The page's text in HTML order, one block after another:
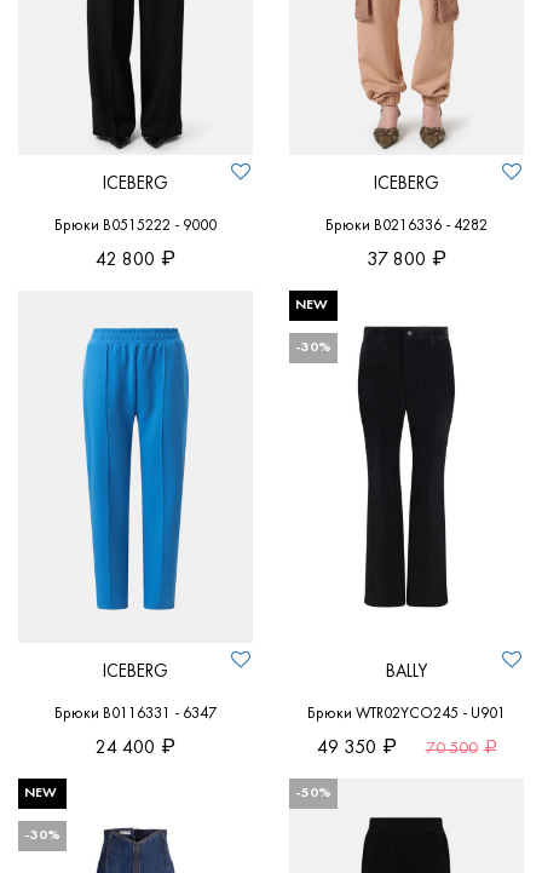
ICEBERG
Брюки B0515222 - 9000
42 800
ICEBERG
Брюки B0216336 - 4282
37 800
ICEBERG
Брюки B0116331 - 6347
24 400
NEW
-30%
BALLY
Брюки WTR02YCO245 - U901
49 350 70 500
NEW
-30%
-50%